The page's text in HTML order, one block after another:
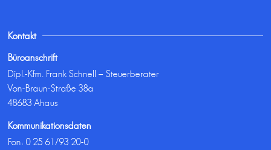
Kontakt
Büroanschrift
Dipl.-Kfm. Frank Schnell – Steuerberater
Von-Braun-Straße 38a
48683 Ahaus
Kommunikationsdaten
Fon:0 25 61/93 20-0